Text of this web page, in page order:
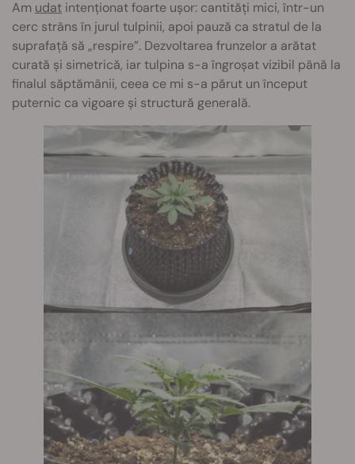
Am udat intenționat foarte ușor: cantități mici, într-un
cerc strâns în jurul tulpinii, apoi pauză ca stratul de la
suprafață să „respire”. Dezvoltarea frunzelor a arătat
curată și simetrică, iar tulpina s-a îngroșat vizibil până la
finalul săptămânii, ceea ce mi s-a părut un început
puternic ca vigoare și structură generală.